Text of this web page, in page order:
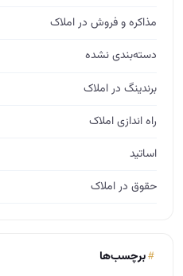
مذاکره و فروش در املاک
دسته‌بندی نشده
برندینگ در املاک
راه اندازی املاک
اساتید
حقوق در املاک
برچسب‌ها